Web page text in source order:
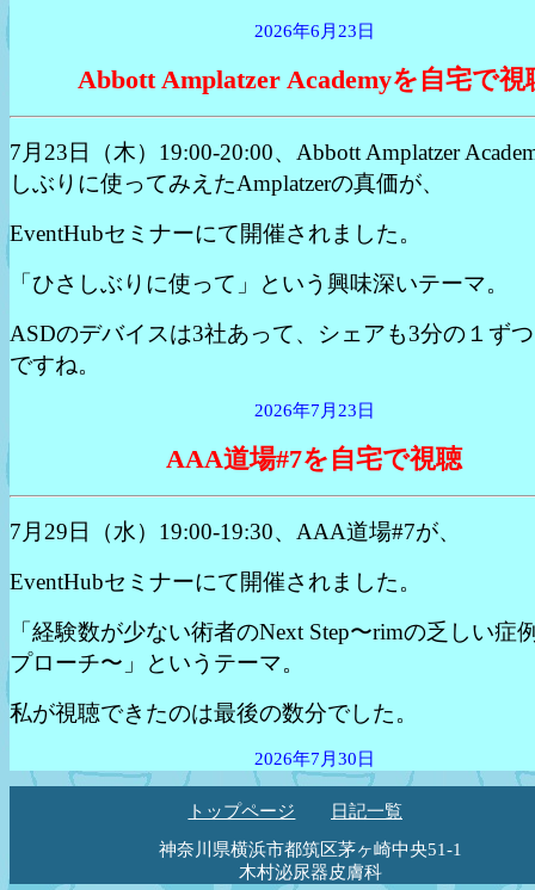
2026年6月23日
Abbott Amplatzer Academyを自宅で視
7月23日（木）19:00-20:00、Abbott Amplatzer
しぶりに使ってみえたAmplatzerの真価が、
EventHubセミナーにて開催されました。
「ひさしぶりに使って」という興味深いテーマ。
ASDのデバイスは3社あって、シェアも3分の１ず
ですね。
2026年7月23日
AAA道場#7を自宅で視聴
7月29日（水）19:00-19:30、AAA道場#7が、
EventHubセミナーにて開催されました。
「経験数が少ない術者のNext Step〜rimの乏しい症
プローチ〜」というテーマ。
私が視聴できたのは最後の数分でした。
2026年7月30日
トップページ
日記一覧
神奈川県横浜市都筑区茅ヶ崎中央51-1
木村泌尿器皮膚科